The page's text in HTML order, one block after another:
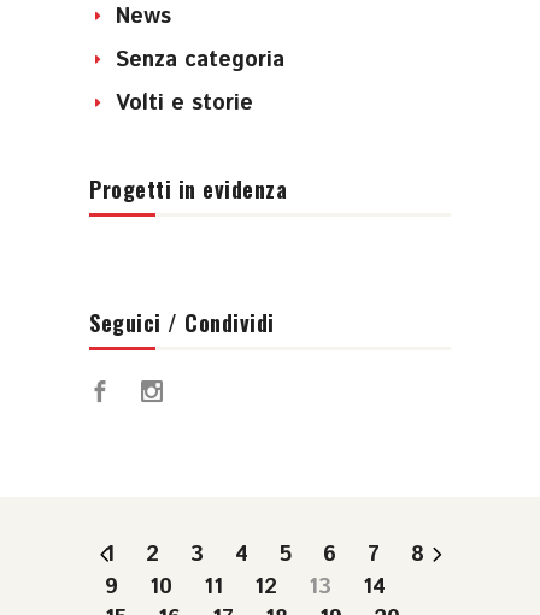
News
Senza categoria
Volti e storie
Progetti in evidenza
Seguici / Condividi
1 2 3 4 5 6 7
8
9
10 11 12 13
14